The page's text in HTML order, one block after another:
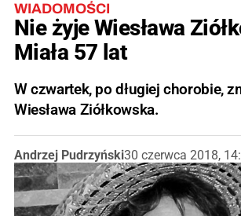
WIADOMOŚCI
Nie żyje Wiesława
Miała 57 lat
W czwartek, po długiej chorobie,
Wiesława Ziółkowska.
Andrzej Pudrzyński30 czerwca 2018,